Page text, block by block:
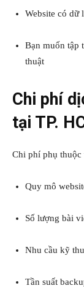
Website có dữ
Bạn muốn tập
thuật
Chi phí
tại TP.
Chi phí phụ thuộc
Quy mô
Số lượng bài
Nhu cầu kỹ
Tần suất